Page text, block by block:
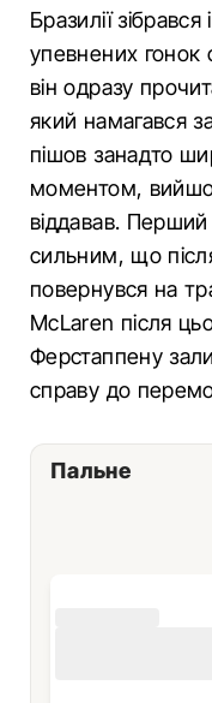
Бразилії
упевнених гонок
він одразу
який намагався
пішов занадто
моментом,
віддавав. Перший
сильним, що
повернувся на
McLaren після
Ферстаппену
справу до
Пальне